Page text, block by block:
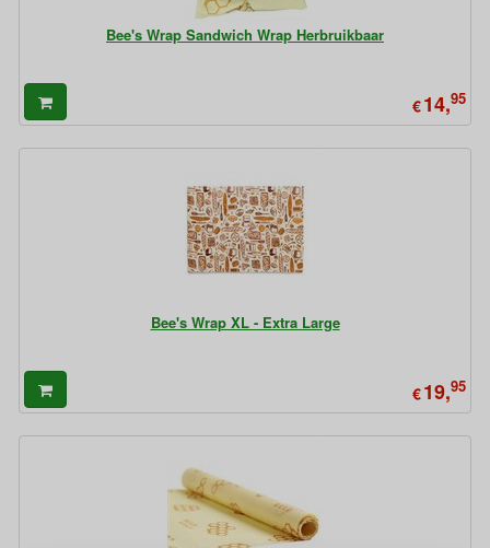
Bee's Wrap Sandwich Wrap Herbruikbaar
€14,95
Bee's Wrap XL - Extra Large
€19,95